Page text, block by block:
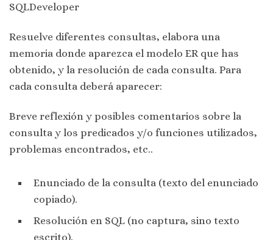
SQLDeveloper
Resuelve diferentes consultas, elabora una
memoria donde aparezca el modelo ER que has
obtenido, y la resolución de cada consulta. Para
cada consulta deberá aparecer:
Breve reflexión y posibles comentarios sobre la
consulta y los predicados y/o funciones utilizados,
problemas encontrados, etc..
Enunciado de la consulta (texto del enunciado
copiado).
Resolución en SQL (no captura, sino texto
escrito).